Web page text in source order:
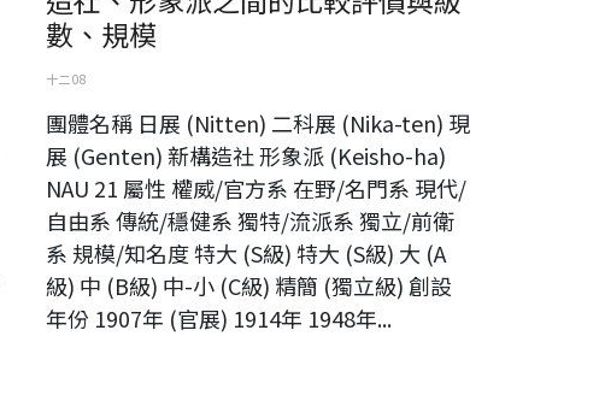
數、規模
十二 08
團體名稱 日展 (Nitten) 二科展 (Nika-ten) 現
展 (Genten) 新構造社 形象派 (Keisho-ha)
NAU 21 屬性 權威/官方系 在野/名門系 現代/
自由系 傳統/穩健系 獨特/流派系 獨立/前衛
系 規模/知名度 特大 (S級) 特大 (S級) 大 (A
級) 中 (B級) 中-小 (C級) 精簡 (獨立級) 創設
年份 1907年 (官展) 1914年 1948年...